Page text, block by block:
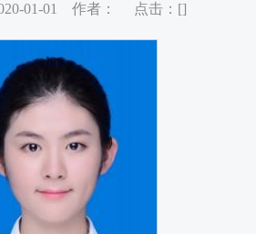
01-01 作者： 点击：[]